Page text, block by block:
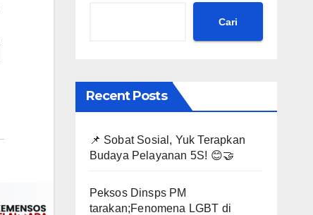
Cari
Recent Posts
📌 Sobat Sosial, Yuk Terapkan
Budaya Pelayanan 5S! 😊🤝
Peksos Dinsps PM
tarakan;Fenomena LGBT di